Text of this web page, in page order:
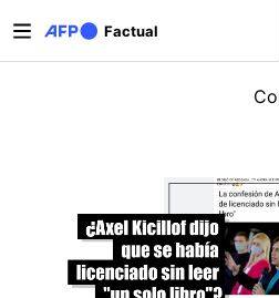
Factual
Solapas principales